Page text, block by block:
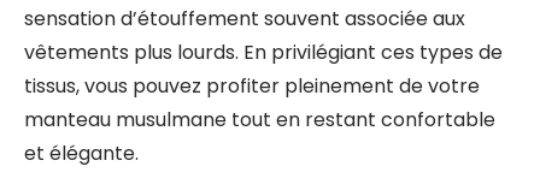
sensation d’étouffement souvent associée aux
vêtements plus lourds. En privilégiant ces types de
tissus, vous pouvez profiter pleinement de votre
manteau musulmane tout en restant confortable
et élégante.